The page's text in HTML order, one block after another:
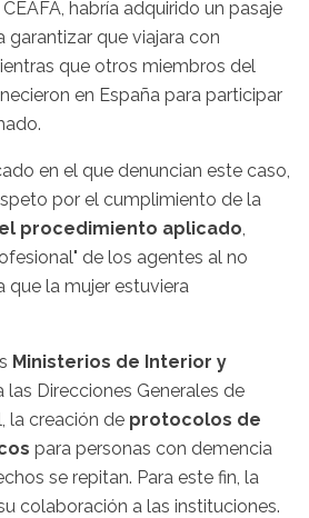
habría adquirido un pasaje
garantizar que viajara con
que otros miembros del
en España para participar
en el que denuncian este caso,
por el cumplimiento de la
procedimiento aplicado,
de los agentes al no
que la mujer estuviera
Ministerios de Interior y
las Direcciones Generales de
la creación de protocolos de
para personas con demencia
se repitan. Para este fin, la
colaboración a las instituciones.